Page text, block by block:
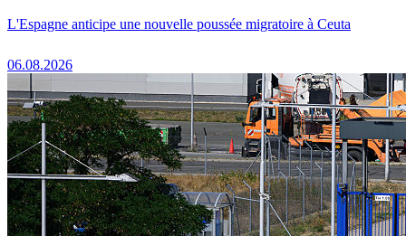
L'Espagne anticipe une nouvelle poussée migratoire à Ceuta
06.08.2026